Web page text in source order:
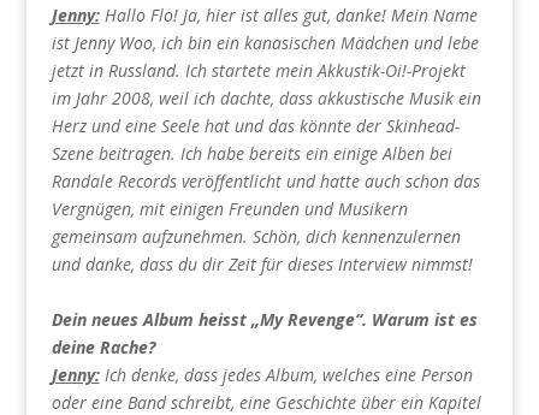
Jenny:Hallo Flo! Ja, hier ist alles gut, danke! Mein Name
ist Jenny Woo, ich bin ein kanasischen Mädchen und lebe
jetzt in Russland. Ich startete mein Akkustik-Oi!-Projekt
im Jahr 2008, weil ich dachte, dass akkustische Musik ein
Herz und eine Seele hat und das könnte der Skinhead-
Szene beitragen. Ich habe bereits ein einige Alben bei
Randale Records veröffentlicht und hatte auch schon das
Vergnügen, mit einigen Freunden und Musikern
gemeinsam aufzunehmen. Schön, dich kennenzulernen
und danke, dass du dir Zeit für dieses Interview nimmst!
Dein neues Album heisst „My Revenge“. Warum ist es
deine Rache?
Jenny:Ich denke, dass jedes Album, welches eine Person
oder eine Band schreibt, eine Geschichte über ein Kapitel